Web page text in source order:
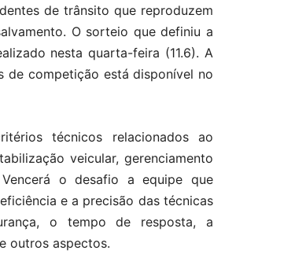
de trânsito que reproduzem
O sorteio que definiu a
nesta quarta-feira (11.6). A
de competição está disponível no
técnicos relacionados ao
veicular, gerenciamento
o desafio a equipe que
e a precisão das técnicas
o tempo de resposta, a
outros aspectos.